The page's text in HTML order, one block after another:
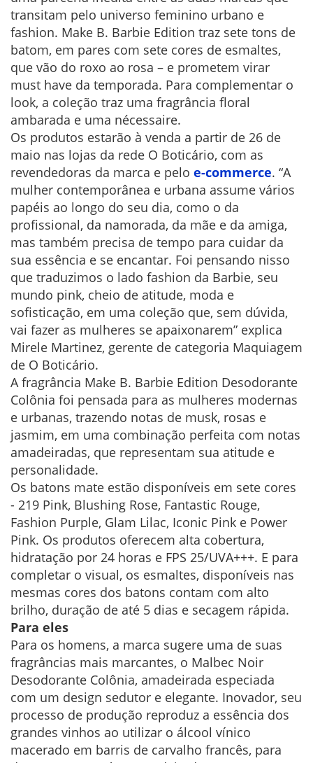
transitam pelo universo feminino urbano e
fashion. Make B. Barbie Edition traz sete tons de
batom, em pares com sete cores de esmaltes,
que vão do roxo ao rosa – e prometem virar
must have da temporada. Para complementar o
look, a coleção traz uma fragrância floral
ambarada e uma nécessaire.
Os produtos estarão à venda a partir de 26 de
maio nas lojas da rede O Boticário, com as
revendedoras da marca e pelo e-commerce. “A
mulher contemporânea e urbana assume vários
papéis ao longo do seu dia, como o da
profissional, da namorada, da mãe e da amiga,
mas também precisa de tempo para cuidar da
sua essência e se encantar. Foi pensando nisso
que traduzimos o lado fashion da Barbie, seu
mundo pink, cheio de atitude, moda e
sofisticação, em uma coleção que, sem dúvida,
vai fazer as mulheres se apaixonarem” explica
Mirele Martinez, gerente de categoria Maquiagem
de O Boticário.
A fragrância Make B. Barbie Edition Desodorante
Colônia foi pensada para as mulheres modernas
e urbanas, trazendo notas de musk, rosas e
jasmim, em uma combinação perfeita com notas
amadeiradas, que representam sua atitude e
personalidade.
Os batons mate estão disponíveis em sete cores
- 219 Pink, Blushing Rose, Fantastic Rouge,
Fashion Purple, Glam Lilac, Iconic Pink e Power
Pink. Os produtos oferecem alta cobertura,
hidratação por 24 horas e FPS 25/UVA+++. E para
completar o visual, os esmaltes, disponíveis nas
mesmas cores dos batons contam com alto
brilho, duração de até 5 dias e secagem rápida.
Para eles
Para os homens, a marca sugere uma de suas
fragrâncias mais marcantes, o Malbec Noir
Desodorante Colônia, amadeirada especiada
com um design sedutor e elegante. Inovador, seu
processo de produção reproduz a essência dos
grandes vinhos ao utilizar o álcool vínico
macerado em barris de carvalho francês, para